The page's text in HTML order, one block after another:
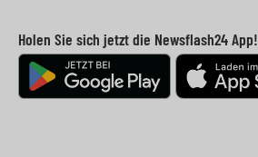
Holen Sie sich jetzt die Newsflash24 App!